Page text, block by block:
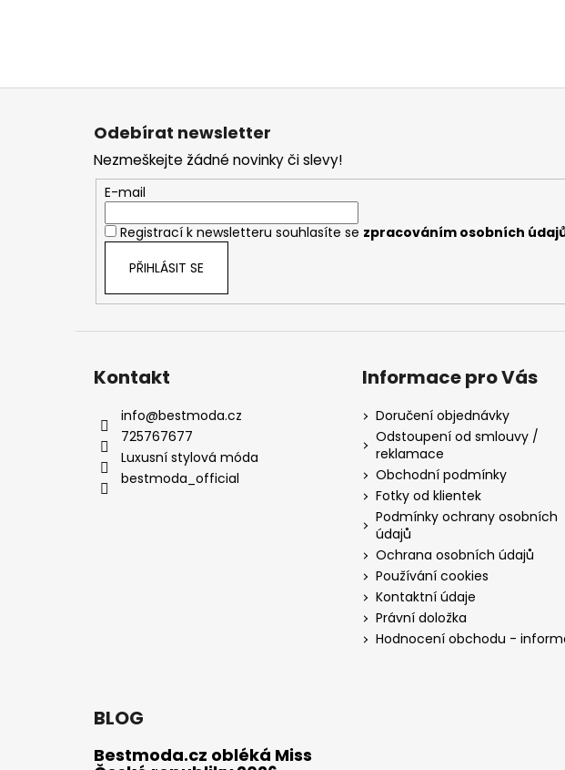
Z
Odebírat newsletter
Nezmeškejte žádné novinky či slevy!
E-mail
Registrací k newsletteru souhlasíte se zpracováním osobních
PŘIHLÁSIT SE
Kontakt
info@bestmoda.cz
725767677
Luxusní stylová móda
bestmoda_official
Informace pro Vás
Doručení objednávky
Odstoupení od smlouvy /
reklamace
Obchodní podmínky
Fotky od klientek
Podmínky ochrany osobních
údajů
Ochrana osobních údajů
Používání cookies
Kontaktní údaje
Právní doložka
Hodnocení obchodu -
BLOG
Bestmoda.cz obléká Miss